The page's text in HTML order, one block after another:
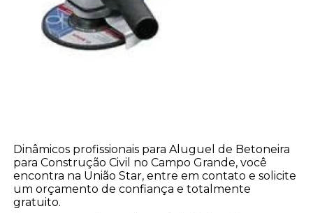
Dinâmicos profissionais para Aluguel de Betoneira
para Construção Civil no Campo Grande, você
encontra na União Star, entre em contato e solicite
um orçamento de confiança e totalmente
gratuito.